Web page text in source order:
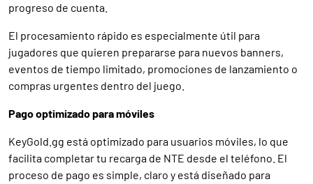
progreso de cuenta.
El procesamiento rápido es especialmente útil para
jugadores que quieren prepararse para nuevos banners,
eventos de tiempo limitado, promociones de lanzamiento o
compras urgentes dentro del juego.
Pago optimizado para móviles
KeyGold.gg está optimizado para usuarios móviles, lo que
facilita completar tu recarga de NTE desde el teléfono. El
proceso de pago es simple, claro y está diseñado para